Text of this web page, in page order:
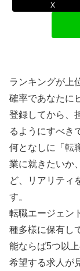
X
ランキングが上
確率であなたに
登録してから、
るようにすべき
何となしに「転
業に就きたいか
ど、リアリティ
す。
転職エージェン
種多様に保有し
能ならば5つ以
希望する求人が